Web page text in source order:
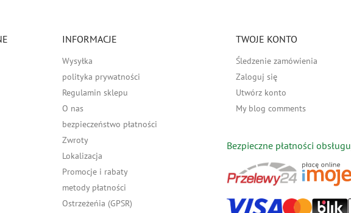
INFORMACJE
Wysyłka
polityka prywatności
Regulamin sklepu
O nas
bezpieczeństwo płatności
Zwroty
Lokalizacja
Promocje i rabaty
metody płatności
Ostrzeżeńia (GPSR)
TWOJE KONTO
Śledzenie zamówienia
Zaloguj się
Utwórz konto
My blog comments
Bezpieczne płatności